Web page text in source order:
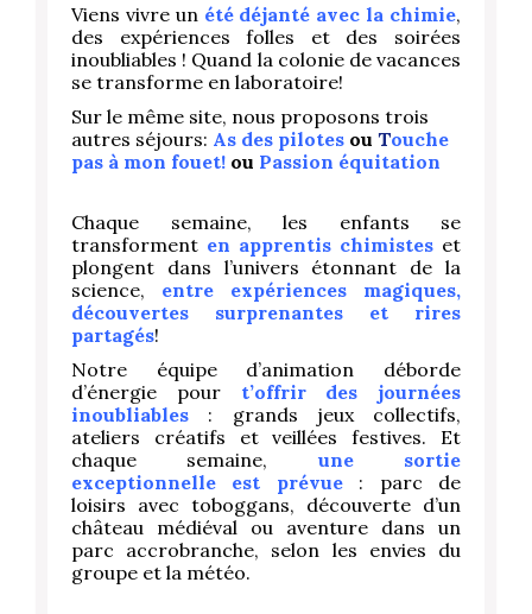
Viens vivre un été déjanté avec la chimie,
des expériences folles et des soirées
inoubliables ! Quand la colonie de vacances
se transforme en laboratoire!
Sur le même site, nous proposons trois
autres séjours: As des pilotes ou Touche
pas à mon fouet! ou Passion équitation
Chaque semaine, les enfants se
transforment en apprentis chimistes et
plongent dans l’univers étonnant de la
science, entre expériences magiques,
découvertes surprenantes et rires
partagés!
Notre équipe d’animation déborde
d’énergie pour t’offrir des journées
inoubliables : grands jeux collectifs,
ateliers créatifs et veillées festives. Et
chaque semaine, une sortie
exceptionnelle est prévue: parc de
loisirs avec toboggans, découverte d’un
château médiéval ou aventure dans un
parc accrobranche, selon les envies du
groupe et la météo.